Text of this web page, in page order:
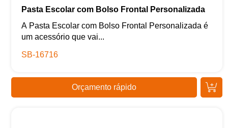
Pasta Escolar com Bolso Frontal Personalizada
A Pasta Escolar com Bolso Frontal Personalizada é
um acessório que vai...
SB-16716
Orçamento rápido